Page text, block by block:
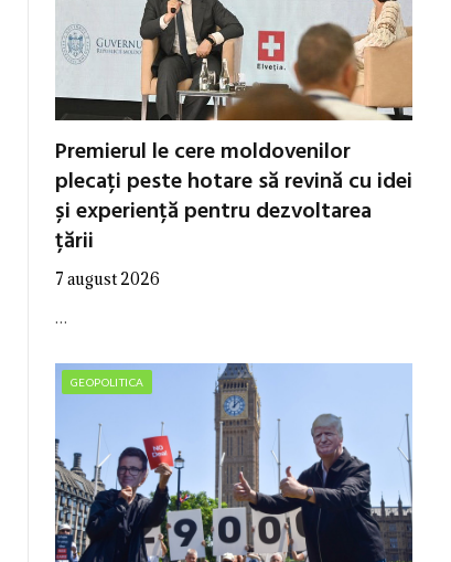
Premierul le cere moldovenilor
plecați peste hotare să revină cu idei
și experiență pentru dezvoltarea
țării
7 august 2026
…
GEOPOLITICA